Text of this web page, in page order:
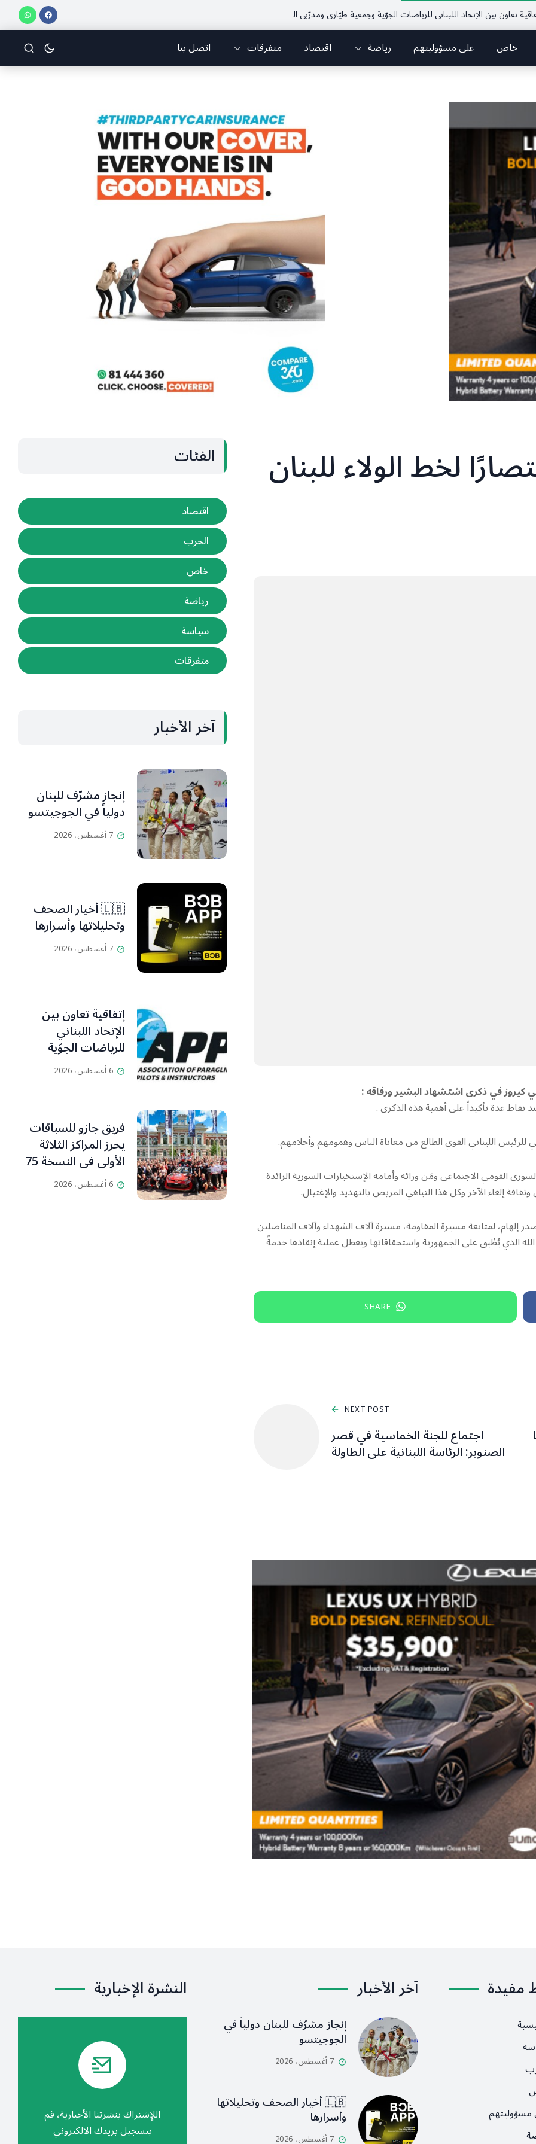
بين الإتحاد اللبناني للرياضات الجوّية وجمعية طيّاري ومدرّبي الطيران الشراعي
خاص على مسؤوليتهم رياضة اقتصاد متفرقات اتصل بنا
لخط الولاء للبنان
كيروز في ذكرى اشتشهاد البشير ورفاقه :
عدة تأكيداً على أهمية هذه الذكرى .
للرئيس اللبناني القوي الطالع من معاناة الناس وهمومهم وأحلامهم.
القومي الاجتماعي ومَن ورائه وأمامه الإستخبارات السورية الرائدة
إلغاء الآخر وكل هذا التباهي المريض بالتهديد والإغتيال.
إلهام، لمتابعة مسيرة المقاومة، مسيرة آلاف الشهداء وآلاف المناضلين
الذي يُطْبق على الجمهورية واستحقاقاتها ويعطل عملية إنقاذها خدمةً
SHARE
NEXT POST
اجتماع للجنة الخماسية في قصر
الصنوبر: الرئاسة اللبنانية على الطاولة
الفئات
اقتصاد
الحرب
خاص
رياضة
سياسة
متفرقات
آخر الأخبار
إنجاز مشرّف للبنان
دولياً في الجوجيتسو
7 أغسطس، 2026
🇱🇧 أخيار الصحف
وتحليلاتها وأسرارها
7 أغسطس، 2026
إتفاقية تعاون بين
الإتحاد اللبناني
للرياضات الجوّية
وجمعية طيّاري
ومدرّبي الطيران
6 أغسطس، 2026
فريق جازو للسباقات
يحرز المراكز الثلاثة
الأولى في النسخة 75
من رالي فنلندا
6 أغسطس، 2026
مفيدة آخر الأخبار
إنجاز مشرّف للبنان دولياً في
الجوجيتسو
7 أغسطس، 2026
🇱🇧 أخيار الصحف وتحليلاتها
وأسرارها
7 أغسطس، 2026
النشرة الإخبارية
اللإشتراك بنشرتنا الأخبارية، قم
بتسجيل بريدك الالكتروني